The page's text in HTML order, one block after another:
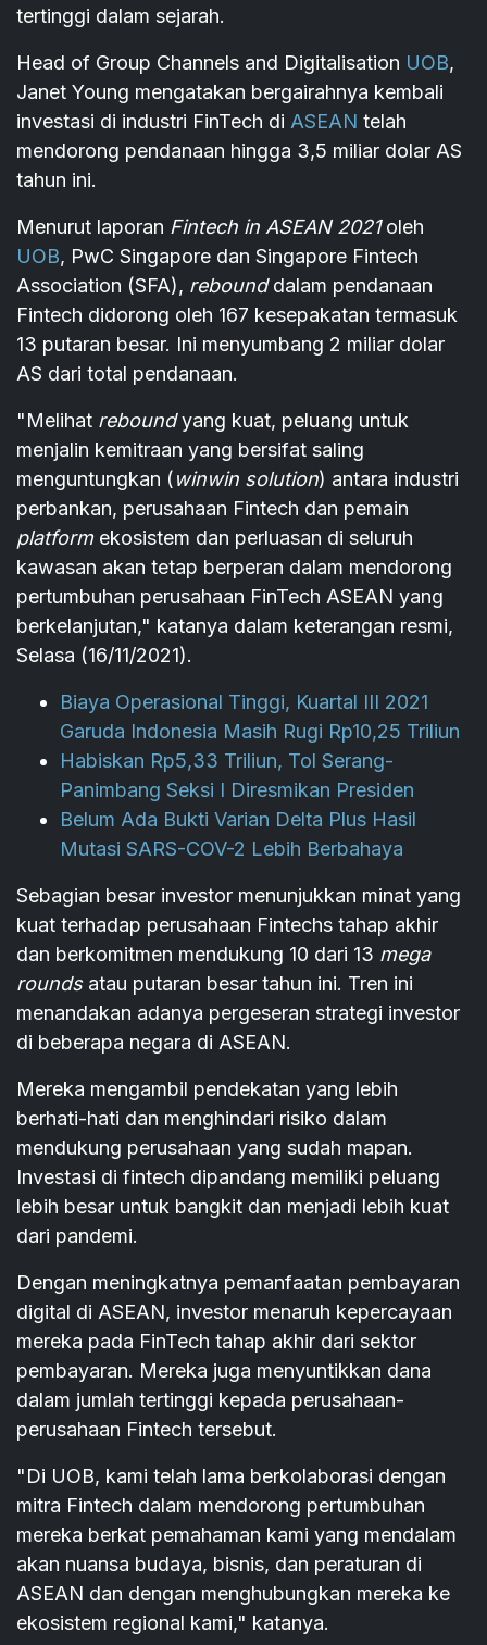
tertinggi dalam sejarah.
Head of Group Channels and Digitalisation UOB,
Janet Young mengatakan bergairahnya kembali
investasi di industri FinTech di ASEAN telah
mendorong pendanaan hingga 3,5 miliar dolar AS
tahun ini.
Menurut laporan Fintech in ASEAN 2021oleh
UOB, PwC Singapore dan Singapore Fintech
Association (SFA), rebounddalam pendanaan
Fintech didorong oleh 167 kesepakatan termasuk
13 putaran besar. Ini menyumbang 2 miliar dolar
AS dari total pendanaan.
"Melihat reboundyang kuat, peluang untuk
menjalin kemitraan yang bersifat saling
menguntungkan (winwin solution) antara industri
perbankan, perusahaan Fintech dan pemain
platformekosistem dan perluasan di seluruh
kawasan akan tetap berperan dalam mendorong
pertumbuhan perusahaan FinTech ASEAN yang
berkelanjutan," katanya dalam keterangan resmi,
Selasa (16/11/2021).
Biaya Operasional Tinggi, Kuartal III 2021
Garuda Indonesia Masih Rugi Rp10,25 Triliun
Habiskan Rp5,33 Triliun, Tol Serang-
Panimbang Seksi I Diresmikan Presiden
Belum Ada Bukti Varian Delta Plus Hasil
Mutasi SARS-COV-2 Lebih Berbahaya
Sebagian besar investor menunjukkan minat yang
kuat terhadap perusahaan Fintechs tahap akhir
dan berkomitmen mendukung 10 dari 13 mega
roundsatau putaran besar tahun ini. Tren ini
menandakan adanya pergeseran strategi investor
di beberapa negara di ASEAN.
Mereka mengambil pendekatan yang lebih
berhati-hati dan menghindari risiko dalam
mendukung perusahaan yang sudah mapan.
Investasi di fintech dipandang memiliki peluang
lebih besar untuk bangkit dan menjadi lebih kuat
dari pandemi.
Dengan meningkatnya pemanfaatan pembayaran
digital di ASEAN, investor menaruh kepercayaan
mereka pada FinTech tahap akhir dari sektor
pembayaran. Mereka juga menyuntikkan dana
dalam jumlah tertinggi kepada perusahaan-
perusahaan Fintech tersebut.
"Di UOB, kami telah lama berkolaborasi dengan
mitra Fintech dalam mendorong pertumbuhan
mereka berkat pemahaman kami yang mendalam
akan nuansa budaya, bisnis, dan peraturan di
ASEAN dan dengan menghubungkan mereka ke
ekosistem regional kami," katanya.